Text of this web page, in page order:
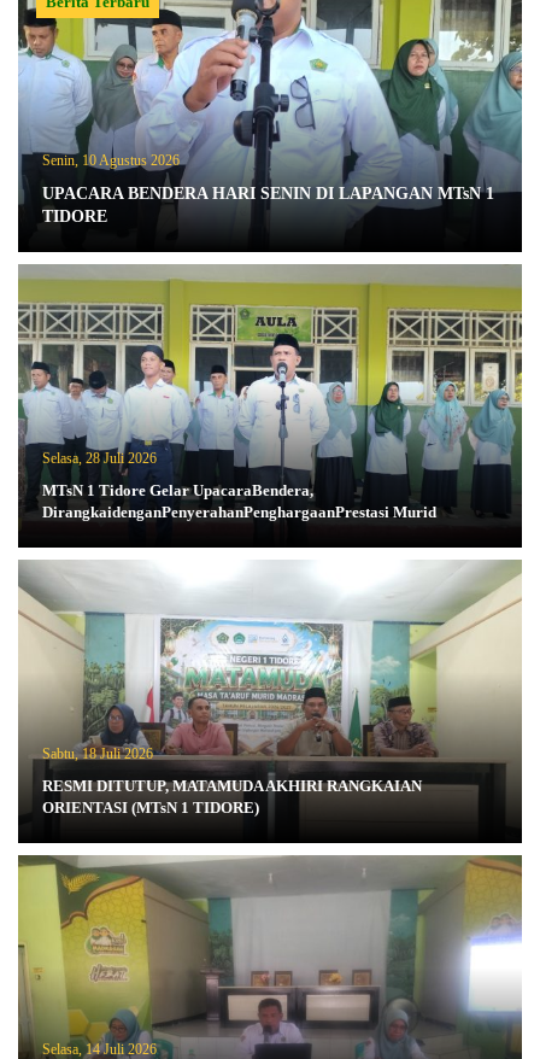
Senin, 10 Agustus 2026
UPACARA BENDERA HARI SENIN DI LAPANGAN MTsN 1
TIDORE
Selasa, 28 Juli 2026
MTsN 1 Tidore Gelar UpacaraBendera,
DirangkaidenganPenyerahanPenghargaanPrestasi Murid
Sabtu, 18 Juli 2026
RESMI DITUTUP, MATAMUDA AKHIRI RANGKAIAN
ORIENTASI (MTsN 1 TIDORE)
Selasa, 14 Juli 2026